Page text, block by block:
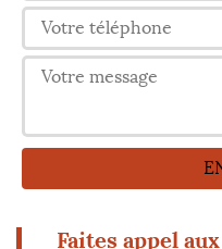
Faites appel